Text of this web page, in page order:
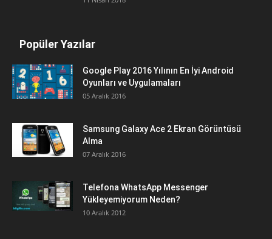
Popüler Yazılar
Google Play 2016 Yılının En İyi Android
Oyunları ve Uygulamaları
05 Aralık 2016
Samsung Galaxy Ace 2 Ekran Görüntüsü
Alma
07 Aralık 2016
Telefona WhatsApp Messenger
Yükleyemiyorum Neden?
10 Aralık 2012